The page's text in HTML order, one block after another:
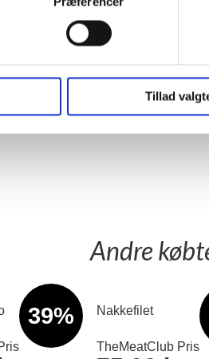
Tillad
17%
BBQ sauce
Frankfurter - Chili
TheMeatClub Pris
79,00 kr/stk.
99,00 kr
Andre
39% Nakkefilet
TheMeatClub Pris